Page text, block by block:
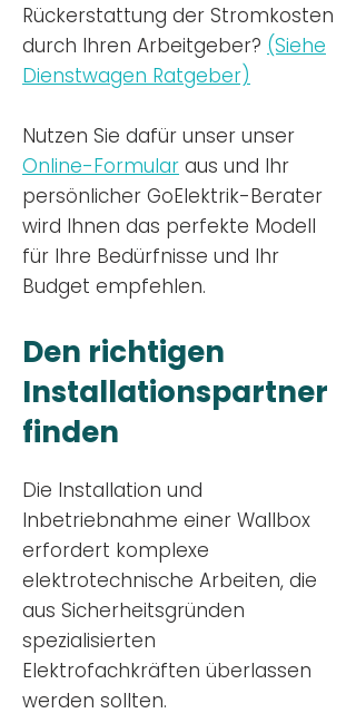
Rückerstattung der Stromkosten
durch Ihren Arbeitgeber? (Siehe
Dienstwagen Ratgeber)
Nutzen Sie dafür unser unser
Online-Formular aus und Ihr
persönlicher GoElektrik-Berater
wird Ihnen das perfekte Modell
für Ihre Bedürfnisse und Ihr
Budget empfehlen.
Den richtigen
Installationspartner
finden
Die Installation und
Inbetriebnahme einer Wallbox
erfordert komplexe
elektrotechnische Arbeiten, die
aus Sicherheitsgründen
spezialisierten
Elektrofachkräften überlassen
werden sollten.